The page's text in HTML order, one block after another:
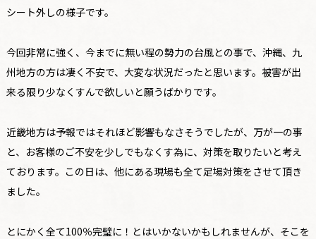
シート外しの様子です。
今回非常に強く、今までに無い程の勢力の台風との事で、沖縄、九
州地方の方は凄く不安で、大変な状況だったと思います。被害が出
来る限り少なくすんで欲しいと願うばかりです。
近畿地方は予報ではそれほど影響もなさそうでしたが、万が一の事
と、お客様のご不安を少しでもなくす為に、対策を取りたいと考え
ております。この日は、他にある現場も全て足場対策をさせて頂き
ました。
とにかく全て100％完璧に！とはいかないかもしれませんが、そこを